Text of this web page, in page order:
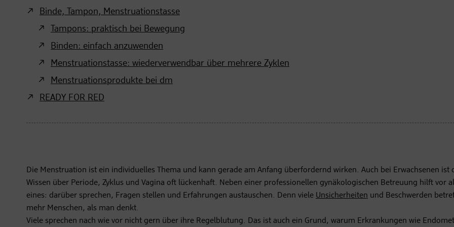
Binde, Tampon, Menstruationstasse
Tampons: praktisch bei Bewegung
Binden: einfach anzuwenden
Menstruationstasse: wiederverwendbar über mehrere Zyklen
Menstruationsprodukte bei dm
READY FOR RED
Die Menstruation ist ein individuelles Thema und kann gerade am Anfang überfordernd wirken. Auch bei Erwachsenen ist
Wissen über Periode, Zyklus und Vagina oft lückenhaft. Neben einer professionellen gynäkologischen Betreuung hilft vor
eines: darüber sprechen, Fragen stellen und Erfahrungen austauschen. Denn viele Unsicherheiten und Beschwerden
mehr Menschen, als man denkt.
Viele sprechen nach wie vor nicht gern über ihre Regelblutung. Das ist auch ein Grund, warum Erkrankungen wie